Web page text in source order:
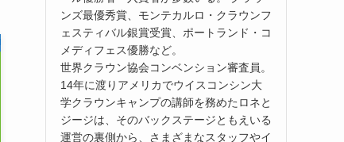
ンズ最優秀賞、モンテカルロ・クラウンフ
ェスティバル銀賞受賞、ポートランド・コ
メディフェス優勝など。
世界クラウン協会コンベンション審査員。
14年に渡りアメリカでウイスコンシン大
学クラウンキャンプの講師を務めたロネと
ジージは、そのバックステージともえいる
運営の裏側から、さまざまなスタッフやイ